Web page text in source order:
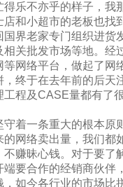
乐不亦乎的样子，我
和小超市的老板也找
界老家专门组织进货
关批发市场等地。经
网络平台，做起了网
终于在去年前的后天
程及CASE量都有了
着一条重大的根本原
网络卖出量，我们都
赚昧心钱。对于要了
要合作的经销商伙伴
如今各行业的市场比